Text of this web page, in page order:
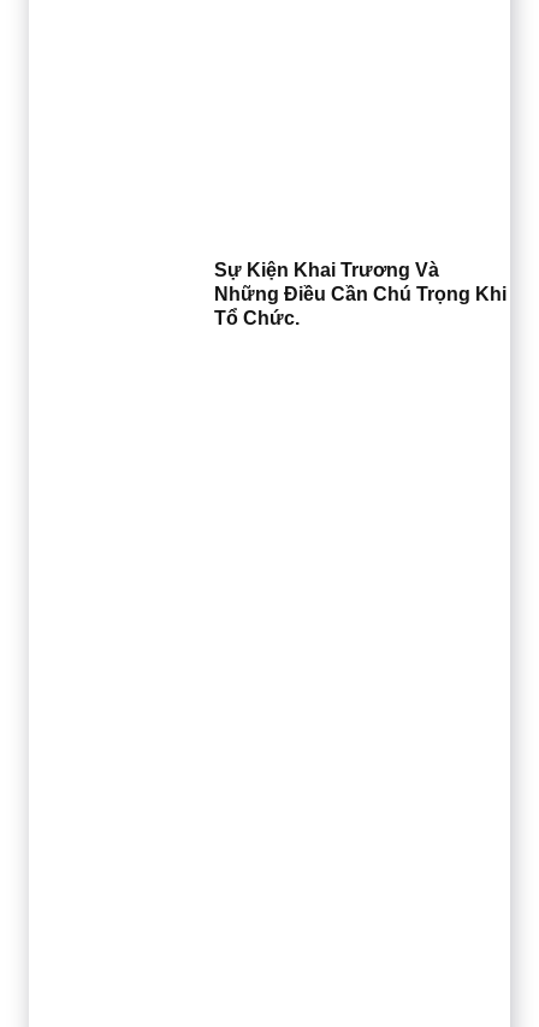
Sự Kiện Khai Trương Và
Những Điều Cần Chú Trọng Khi
Tổ Chức.